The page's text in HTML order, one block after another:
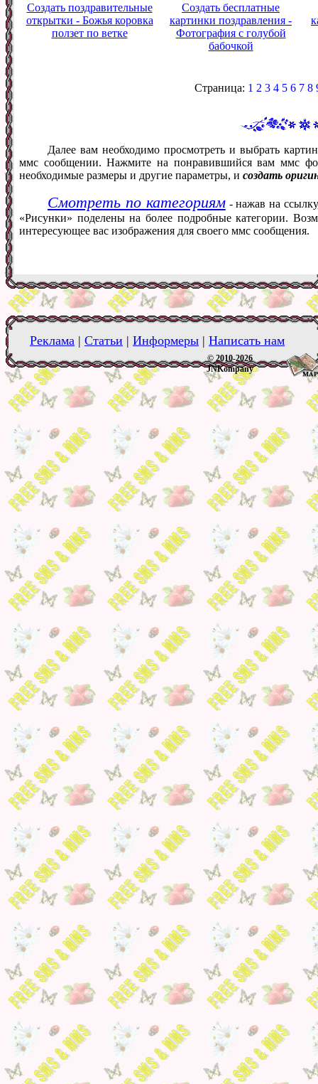
Создать поздравительные
открытки - Божья коровка
ползет по ветке
Создать бесплатные
картинки поздравления -
Фотография с голубой
бабочкой
Страница: 1 2 3 4 5 6 7 8
Далее вам необходимо просмотреть и выбрать
ммс сообщении. Нажмите на понравившийся вам ммс
необходимые размеры и другие параметры, и создать
Смотреть по категориям- нажав на
«Рисунки» поделены на более подробные категории.
интересующее вас изображения для своего ммс сообщения.
Реклама | Статьи | Информеры | Написать нам
© 2010-2026
JNKompany